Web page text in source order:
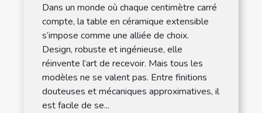
Dans un monde où chaque centimètre carré
compte, la table en céramique extensible
s’impose comme une alliée de choix.
Design, robuste et ingénieuse, elle
réinvente l’art de recevoir. Mais tous les
modèles ne se valent pas. Entre finitions
douteuses et mécaniques approximatives, il
est facile de se...